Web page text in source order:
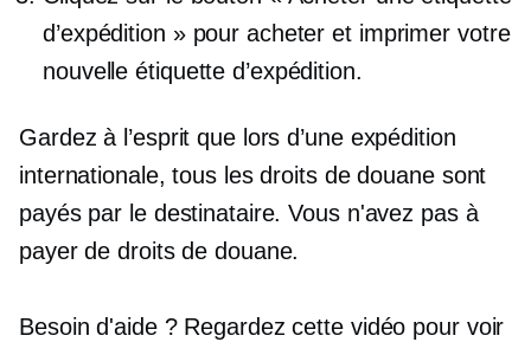
d’expédition » pour acheter et imprimer votre
nouvelle étiquette d’expédition.
Gardez à l’esprit que lors d’une expédition
internationale, tous les droits de douane sont
payés par le destinataire. Vous n'avez pas à
payer de droits de douane.
Besoin d'aide ? Regardez cette vidéo pour voir